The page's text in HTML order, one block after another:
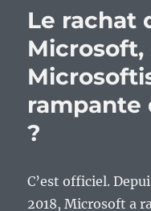
Le rachat
Microsoft,
rampante
?
C’est officiel.
2018, Microsoft a